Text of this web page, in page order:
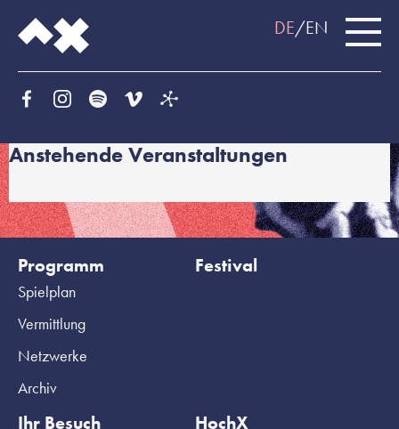
DE EN
Anstehende Veranstaltungen
Programm
Spielplan
Vermittlung
Netzwerke
Archiv
Festival
Ihr Besuch HochX